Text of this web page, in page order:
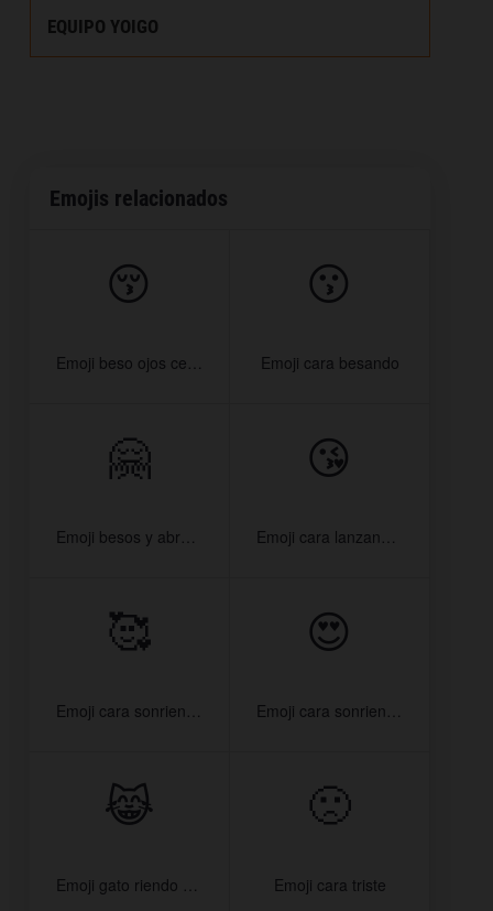
EQUIPO YOIGO
Emojis relacionados
😚
Emoji beso ojos cerrados
😗
Emoji cara besando
🤗
Emoji besos y abrazos
😘
Emoji cara lanzando beso
🥰
Emoji cara sonriendo con corazones
😍
Emoji cara sonriendo con ojos de corazón
😹
Emoji gato riendo con lágrimas
🙁
Emoji cara triste